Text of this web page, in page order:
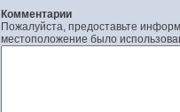
Комментарии
Пожалуйста, предоставьте
местоположение было